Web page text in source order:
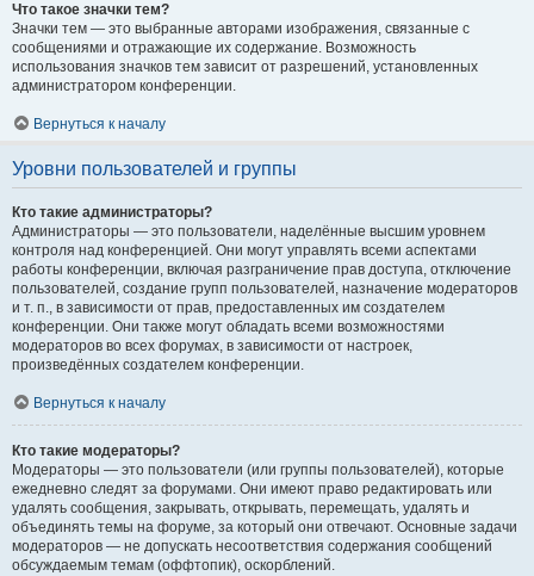
Что такое значки тем?
Значки тем — это выбранные авторами изображения, связанные с
сообщениями и отражающие их содержание. Возможность
использования значков тем зависит от разрешений, установленных
администратором конференции.
Вернуться к началу
Уровни пользователей и группы
Кто такие администраторы?
Администраторы — это пользователи, наделённые высшим уровнем
контроля над конференцией. Они могут управлять всеми аспектами
работы конференции, включая разграничение прав доступа, отключение
пользователей, создание групп пользователей, назначение модераторов
и т. п., в зависимости от прав, предоставленных им создателем
конференции. Они также могут обладать всеми возможностями
модераторов во всех форумах, в зависимости от настроек,
произведённых создателем конференции.
Вернуться к началу
Кто такие модераторы?
Модераторы — это пользователи (или группы пользователей), которые
ежедневно следят за форумами. Они имеют право редактировать или
удалять сообщения, закрывать, открывать, перемещать, удалять и
объединять темы на форуме, за который они отвечают. Основные задачи
модераторов — не допускать несоответствия содержания сообщений
обсуждаемым темам (оффтопик), оскорблений.